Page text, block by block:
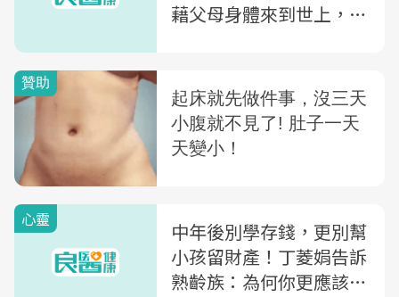
藉父母身體來到世上，沒
心靈
中年後別學存錢，更別幫
小孩留財產！丁菱娟告訴
熟齡族：為何你更應該要